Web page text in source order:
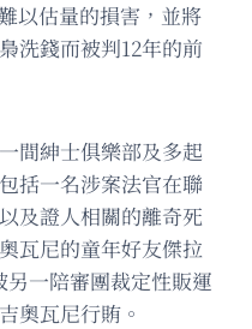
以估量的損害，並將
洗錢而被判12年的前
間紳士俱樂部及多起
括一名涉案法官在聯
及證人相關的離奇死
瓦尼的童年好友傑拉
一陪審團裁定性販運
奧瓦尼行賄。